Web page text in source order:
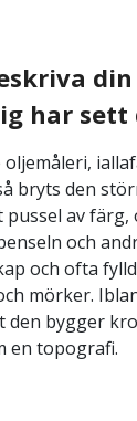
har sett
bryts den
av
och
och ofta
mörker.
den bygger
en topografi.